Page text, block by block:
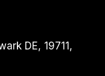
DE, 19711,